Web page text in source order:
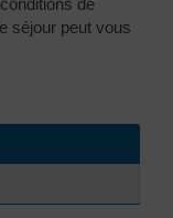
séjour peut vous